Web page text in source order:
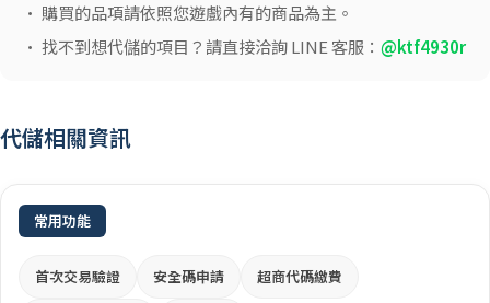
• 購買的品項請依照您遊戲內有的商品為主。
• 找不到想代儲的項目？請直接洽詢 LINE 客服： @ktf4930r
代儲相關資訊
常用功能
首次交易驗證 安全碼申請 超商代碼繳費